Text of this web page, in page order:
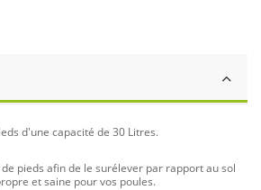
d'une capacité de 30 Litres.
pieds afin de le surélever par rapport au sol
et saine pour vos poules.